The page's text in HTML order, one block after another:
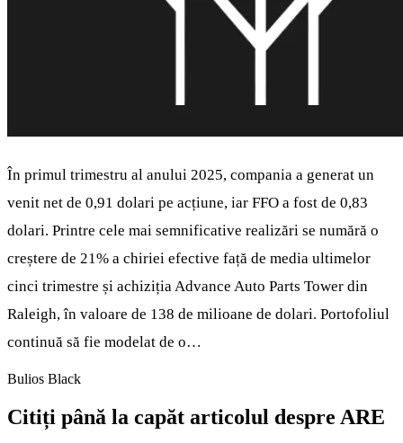
În primul trimestru al anului 2025, compania a generat un
venit net de 0,91 dolari pe acțiune, iar FFO a fost de 0,83
dolari. Printre cele mai semnificative realizări se numără o
creștere de 21% a chiriei efective față de media ultimelor
cinci trimestre și achiziția Advance Auto Parts Tower din
Raleigh, în valoare de 138 de milioane de dolari. Portofoliul
continuă să fie modelat de o…
Bulios Black
Citiți până la capăt articolul despre ARE